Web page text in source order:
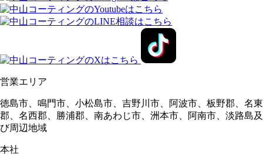
営業エリア
徳島市、鳴門市、小松島市、吉野川市、阿波市、板野郡、名東
郡、名西郡、勝浦郡、南あわじ市、洲本市、阿南市、淡路島及
び周辺地域
本社